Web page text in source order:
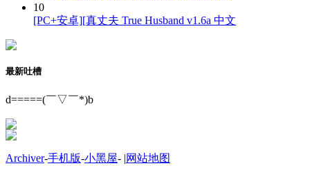
10
[PC+安卓][真丈夫 True Husband v1.6a 中文
最新吐槽
d=====(￣▽￣*)b
Archiver-手机版-小黑屋- |网站地图